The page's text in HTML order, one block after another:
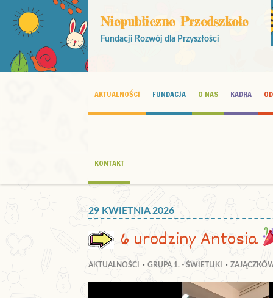
Niepubliczne Przedszkole
Fundacji Rozwój dla Przyszłości
AKTUALNOŚCI FUNDACJA O NAS KADRA
KONTAKT
29 KWIETNIA 2026
6 urodziny Antosia
AKTUALNOŚCI GRUPA 1. - ŚWIETLIKI